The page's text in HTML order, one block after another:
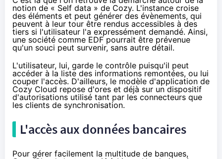
notion de « Self data » de Cozy. L'instance croise
des éléments et peut générer des évènements, qui
peuvent à leur tour être rendus accessibles à des
tiers si l'utilisateur l'a expressément demandé. Ainsi,
une société comme EDF pourrait être prévenue
qu'un souci peut survenir, sans autre détail.
L'utilisateur, lui, garde le contrôle puisqu'il peut
accéder à la liste des informations remontées, ou lui
couper l'accès. D'ailleurs, le modèle d'application de
Cozy Cloud repose d'ores et déjà sur un dispositif
d'autorisations utilisé tant par les connecteurs que
les clients de synchronisation.
L'accès aux données bancaires
Pour gérer facilement la multitude de banques,